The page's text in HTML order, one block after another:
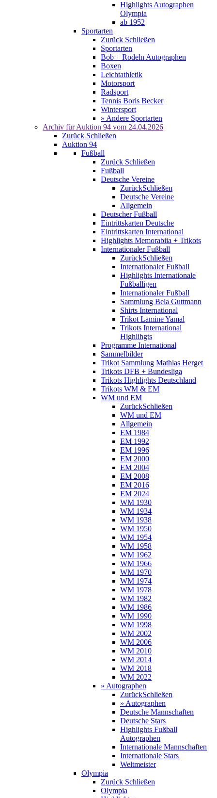
Highlights Autographen
Olympia
ab 1952
Sportarten
Zurück Schließen
Sportarten
Bob + Rodeln Autographen
Boxen
Leichtathletik
Motorsport
Radsport
Tennis Boris Becker
Wintersport
» Andere Sportarten
Archiv für Auktion 94 vom 24.04.2026
Zurück Schließen
Auktion 94
Fußball
Zurück Schließen
Fußball
Deutsche Vereine
ZurückSchließen
Deutsche Vereine
Allgemein
Deutscher Fußball
Eintrittskarten Deutsche
Eintrittskarten International
Highlights Memorabiia + Trikots
Internationaler Fußball
ZurückSchließen
Internationaler Fußball
Highlights Internationale
Fußballigen
Internationaler Fußball
Sammlung Bela Guttmann
Shirts International
Trikot Lamine Yamal
Trikots International
Highlihgts
Programme International
Sammelbilder
Trikot Sammlung Mathias Herget
Trikots DFB + Bundesliga
Trikots Highlights Deutschland
Trikots WM & EM
WM und EM
ZurückSchließen
WM und EM
Allgemein
EM 1984
EM 1992
EM 1996
EM 2000
EM 2004
EM 2008
EM 2016
EM 2024
WM 1930
WM 1934
WM 1938
WM 1950
WM 1954
WM 1958
WM 1962
WM 1966
WM 1970
WM 1974
WM 1978
WM 1982
WM 1986
WM 1990
WM 1998
WM 2002
WM 2006
WM 2010
WM 2014
WM 2018
WM 2022
» Autographen
ZurückSchließen
» Autographen
Deutsche Mannschaften
Deutsche Stars
Highlights Fußball
Autographen
Internationale Mannschaften
Internationale Stars
Weltmeister
Olympia
Zurück Schließen
Olympia